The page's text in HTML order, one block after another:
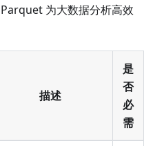
为大数据分析高效
描述
是
否
必
需